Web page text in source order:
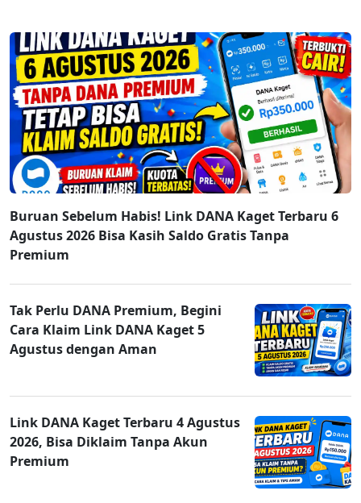
Buruan Sebelum Habis! Link DANA Kaget Terbaru 6
Agustus 2026 Bisa Kasih Saldo Gratis Tanpa
Premium
Tak Perlu DANA Premium, Begini
Cara Klaim Link DANA Kaget 5
Agustus dengan Aman
Link DANA Kaget Terbaru 4 Agustus
2026, Bisa Diklaim Tanpa Akun
Premium